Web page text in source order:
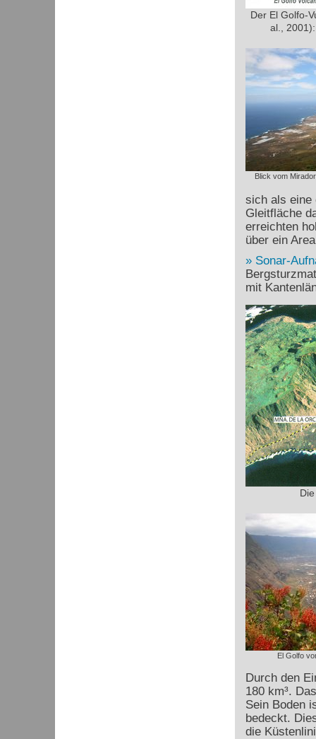
Der El Golfo-
al.,
Blick vom
sich als eine
Gleitfläche
erreichten
über ein
Sonar-
mit
El Golfo
Durch den
180 km³.
Sein Boden
bedeckt.
die